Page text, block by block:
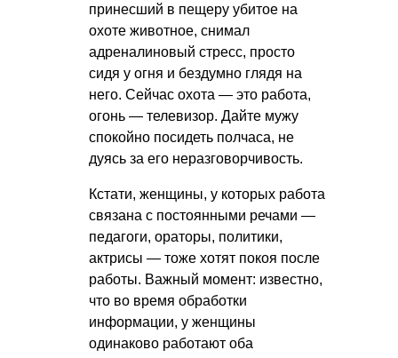
принесший в пещеру убитое на
охоте животное, снимал
адреналиновый стресс, просто
сидя у огня и бездумно глядя на
него. Сейчас охота — это работа,
огонь — телевизор. Дайте мужу
спокойно посидеть полчаса, не
дуясь за его неразговорчивость.
Кстати, женщины, у которых работа
связана с постоянными речами —
педагоги, ораторы, политики,
актрисы — тоже хотят покоя после
работы. Важный момент: известно,
что во время обработки
информации, у женщины
одинаково работают оба